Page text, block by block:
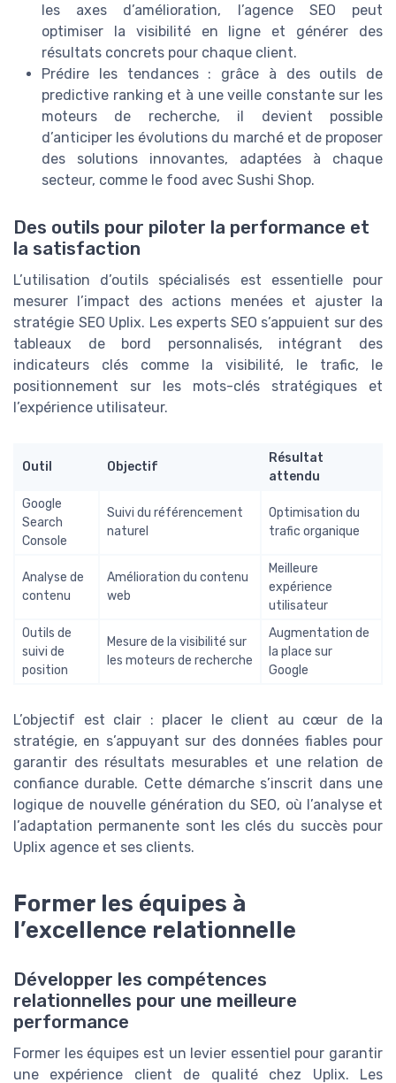
les axes d’amélioration, l’agence SEO peut
optimiser la visibilité en ligne et générer des
résultats concrets pour chaque client.
Prédire les tendances : grâce à des outils de
predictive ranking et à une veille constante sur les
moteurs de recherche, il devient possible
d’anticiper les évolutions du marché et de proposer
des solutions innovantes, adaptées à chaque
secteur, comme le food avec Sushi Shop.
Des outils pour piloter la performance et
la satisfaction
L’utilisation d’outils spécialisés est essentielle pour
mesurer l’impact des actions menées et ajuster la
stratégie SEO Uplix. Les experts SEO s’appuient sur des
tableaux de bord personnalisés, intégrant des
indicateurs clés comme la visibilité, le trafic, le
positionnement sur les mots-clés stratégiques et
l’expérience utilisateur.
Outil Objectif
Résultat
attendu
Google
Search
Console
Suivi du référencement
naturel
Optimisation du
trafic organique
Analyse de
contenu
Amélioration du contenu
web
Meilleure
expérience
utilisateur
Outils de
suivi de
position
Mesure de la visibilité sur
les moteurs de recherche
Augmentation de
la place sur
Google
L’objectif est clair : placer le client au cœur de la
stratégie, en s’appuyant sur des données fiables pour
garantir des résultats mesurables et une relation de
confiance durable. Cette démarche s’inscrit dans une
logique de nouvelle génération du SEO, où l’analyse et
l’adaptation permanente sont les clés du succès pour
Uplix agence et ses clients.
Former les équipes à
l’excellence relationnelle
Développer les compétences
relationnelles pour une meilleure
performance
Former les équipes est un levier essentiel pour garantir
une expérience client de qualité chez Uplix. Les